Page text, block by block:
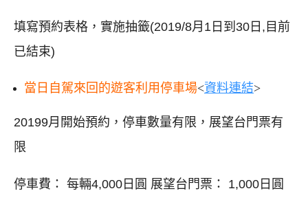
填寫預約表格，實施抽籤(2019/8月1日到30日,目前
已結束)
當日自駕來回的遊客利用停車場<資料連結>
20199月開始預約，停車數量有限，展望台門票有
限
停車費： 每輛4,000日圓 展望台門票： 1,000日圓